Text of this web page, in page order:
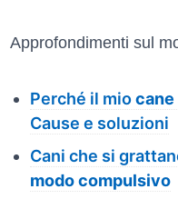
Approfondimenti sul
Perché il miocane
Cause e soluzioni
Cani che si
modo compulsivo